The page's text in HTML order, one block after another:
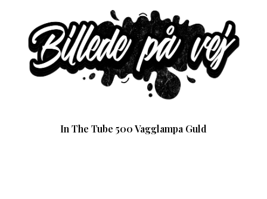
In The Tube 500 Vagglampa Guld